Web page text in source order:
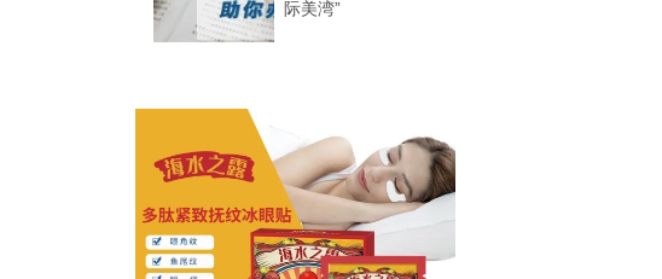
际美湾”